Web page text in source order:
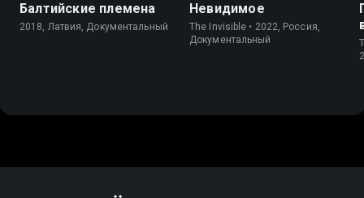
Балтийские племена
2018, Латвия, Документальный
Невидимое
The Invisible • 2022, Россия,
Документальный